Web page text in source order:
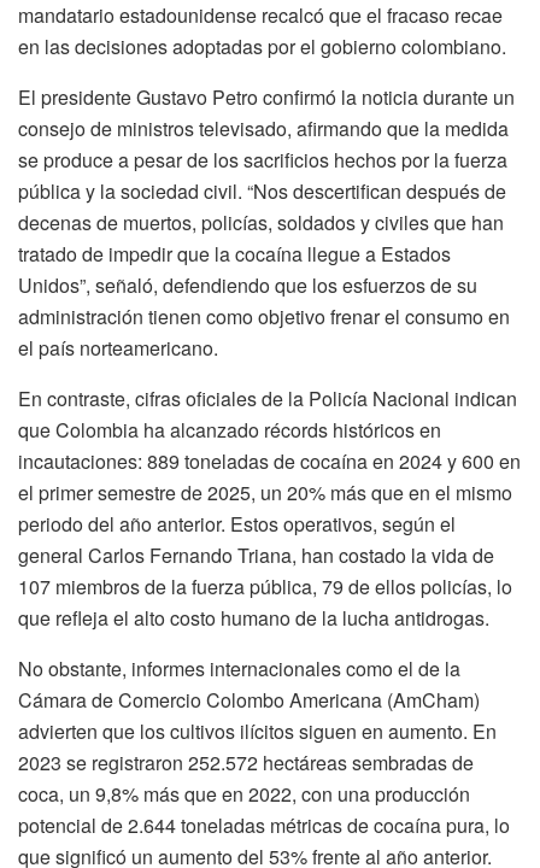
mandatario estadounidense recalcó que el fracaso recae
en las decisiones adoptadas por el gobierno colombiano.
El presidente Gustavo Petro confirmó la noticia durante un
consejo de ministros televisado, afirmando que la medida
se produce a pesar de los sacrificios hechos por la fuerza
pública y la sociedad civil. “Nos descertifican después de
decenas de muertos, policías, soldados y civiles que han
tratado de impedir que la cocaína llegue a Estados
Unidos”, señaló, defendiendo que los esfuerzos de su
administración tienen como objetivo frenar el consumo en
el país norteamericano.
En contraste, cifras oficiales de la Policía Nacional indican
que Colombia ha alcanzado récords históricos en
incautaciones: 889 toneladas de cocaína en 2024 y 600 en
el primer semestre de 2025, un 20% más que en el mismo
periodo del año anterior. Estos operativos, según el
general Carlos Fernando Triana, han costado la vida de
107 miembros de la fuerza pública, 79 de ellos policías, lo
que refleja el alto costo humano de la lucha antidrogas.
No obstante, informes internacionales como el de la
Cámara de Comercio Colombo Americana (AmCham)
advierten que los cultivos ilícitos siguen en aumento. En
2023 se registraron 252.572 hectáreas sembradas de
coca, un 9,8% más que en 2022, con una producción
potencial de 2.644 toneladas métricas de cocaína pura, lo
que significó un aumento del 53% frente al año anterior.